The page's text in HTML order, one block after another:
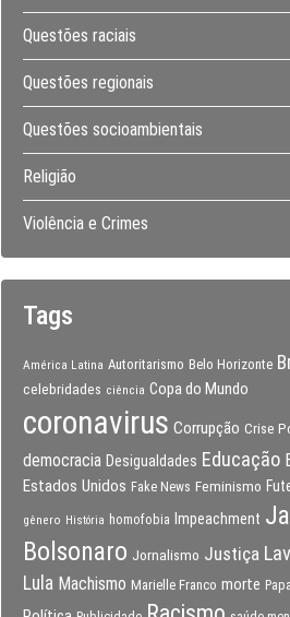
Questões raciais
Questões regionais
Questões socioambientais
Religião
Violência e Crimes
Tags
América Latina Autoritarismo Belo Horizonte
celebridades ciência Copa do Mundo
coronavirus Corrupção Crise
democracia Desigualdades Educação
Estados Unidos Fake News Feminismo
gênero História homofobia Impeachment
Bolsonaro Jornalismo Justiça
Lula Machismo Marielle Franco morte